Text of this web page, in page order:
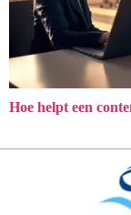
Hoe helpt een